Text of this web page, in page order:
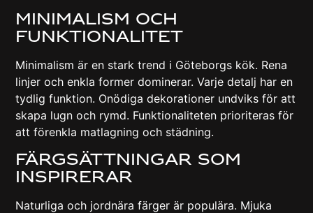
Minimalism Och
Funktionalitet
Minimalism är en stark trend i Göteborgs kök. Rena
linjer och enkla former dominerar. Varje detalj har en
tydlig funktion. Onödiga dekorationer undviks för att
skapa lugn och rymd. Funktionaliteten prioriteras för
att förenkla matlagning och städning.
Färgsättningar Som
Inspirerar
Naturliga och jordnära färger är populära. Mjuka